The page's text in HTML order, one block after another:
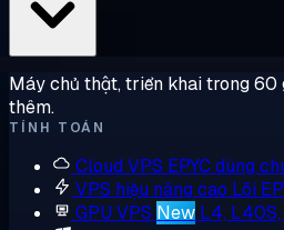
Máy chủ thật, triển khai trong 60
thêm.
TÍNH TOÁN
Cloud VPS EPYC dùng
VPS hiệu năng cao Lõi
GPU VPS New L4,